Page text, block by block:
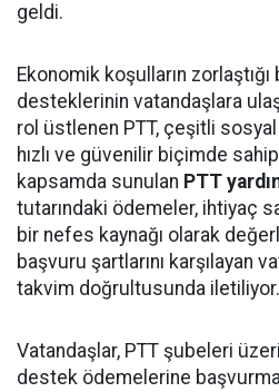
geldi.
Ekonomik koşulların
desteklerinin vatandaşlara
rol üstlenen PTT, çeşitli
hızlı ve güvenilir biçimde
kapsamda sunulan PTT
tutarındaki ödemeler, ihtiyaç
bir nefes kaynağı olarak
başvuru şartlarını karşılayan
takvim doğrultusunda iletiliyor.
Vatandaşlar, PTT şubeleri
destek ödemelerine